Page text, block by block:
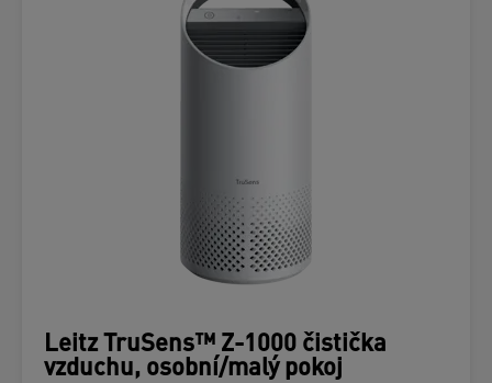
Leitz TruSens™ Z-1000 čistička
vzduchu, osobní/malý pokoj